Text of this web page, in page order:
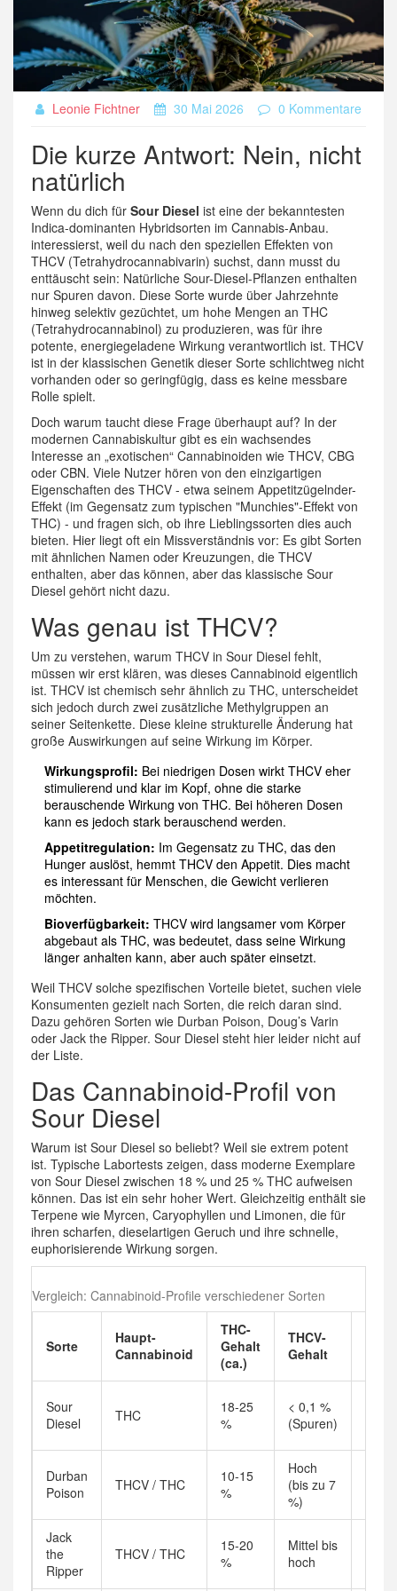
Leonie Fichtner 30 Mai 2026 0 Kommentare
Die kurze Antwort: Nein, nicht
natürlich
Wenn du dich für Sour Diesel ist eine der bekanntesten
Indica-dominanten Hybridsorten im Cannabis-Anbau.
interessierst, weil du nach den speziellen Effekten von
THCV (Tetrahydrocannabivarin) suchst, dann musst du
enttäuscht sein: Natürliche Sour-Diesel-Pflanzen enthalten
nur Spuren davon. Diese Sorte wurde über Jahrzehnte
hinweg selektiv gezüchtet, um hohe Mengen an THC
(Tetrahydrocannabinol) zu produzieren, was für ihre
potente, energiegeladene Wirkung verantwortlich ist. THCV
ist in der klassischen Genetik dieser Sorte schlichtweg nicht
vorhanden oder so geringfügig, dass es keine messbare
Rolle spielt.
Doch warum taucht diese Frage überhaupt auf? In der
modernen Cannabiskultur gibt es ein wachsendes
Interesse an „exotischen“ Cannabinoiden wie THCV, CBG
oder CBN. Viele Nutzer hören von den einzigartigen
Eigenschaften des THCV - etwa seinem Appetitzügelnder-
Effekt (im Gegensatz zum typischen "Munchies"-Effekt von
THC) - und fragen sich, ob ihre Lieblingssorten dies auch
bieten. Hier liegt oft ein Missverständnis vor: Es gibt Sorten
mit ähnlichen Namen oder Kreuzungen, die THCV
enthalten, aber das können, aber das klassische Sour
Diesel gehört nicht dazu.
Was genau ist THCV?
Um zu verstehen, warum THCV in Sour Diesel fehlt,
müssen wir erst klären, was dieses Cannabinoid eigentlich
ist. THCV ist chemisch sehr ähnlich zu THC, unterscheidet
sich jedoch durch zwei zusätzliche Methylgruppen an
seiner Seitenkette. Diese kleine strukturelle Änderung hat
große Auswirkungen auf seine Wirkung im Körper.
Wirkungsprofil: Bei niedrigen Dosen wirkt THCV eher
stimulierend und klar im Kopf, ohne die starke
berauschende Wirkung von THC. Bei höheren Dosen
kann es jedoch stark berauschend werden.
Appetitregulation: Im Gegensatz zu THC, das den
Hunger auslöst, hemmt THCV den Appetit. Dies macht
es interessant für Menschen, die Gewicht verlieren
möchten.
Bioverfügbarkeit: THCV wird langsamer vom Körper
abgebaut als THC, was bedeutet, dass seine Wirkung
länger anhalten kann, aber auch später einsetzt.
Weil THCV solche spezifischen Vorteile bietet, suchen viele
Konsumenten gezielt nach Sorten, die reich daran sind.
Dazu gehören Sorten wie Durban Poison, Doug’s Varin
oder Jack the Ripper. Sour Diesel steht hier leider nicht auf
der Liste.
Das Cannabinoid-Profil von
Sour Diesel
Warum ist Sour Diesel so beliebt? Weil sie extrem potent
ist. Typische Labortests zeigen, dass moderne Exemplare
von Sour Diesel zwischen 18 % und 25 % THC aufweisen
können. Das ist ein sehr hoher Wert. Gleichzeitig enthält sie
Terpene wie Myrcen, Caryophyllen und Limonen, die für
ihren scharfen, dieselartigen Geruch und ihre schnelle,
euphorisierende Wirkung sorgen.
Vergleich: Cannabinoid-Profile verschiedener Sorten
Sorte
Haupt-
Cannabinoid
THC-
Gehalt
(ca.)
THCV-
Gehalt
Sour
Diesel
THC
18-25
%
< 0,1 %
(Spuren)
Durban
Poison
THCV / THC
10-15
%
Hoch
(bis zu 7
%)
Jack
the
Ripper
THCV / THC
15-20
%
Mittel bis
hoch